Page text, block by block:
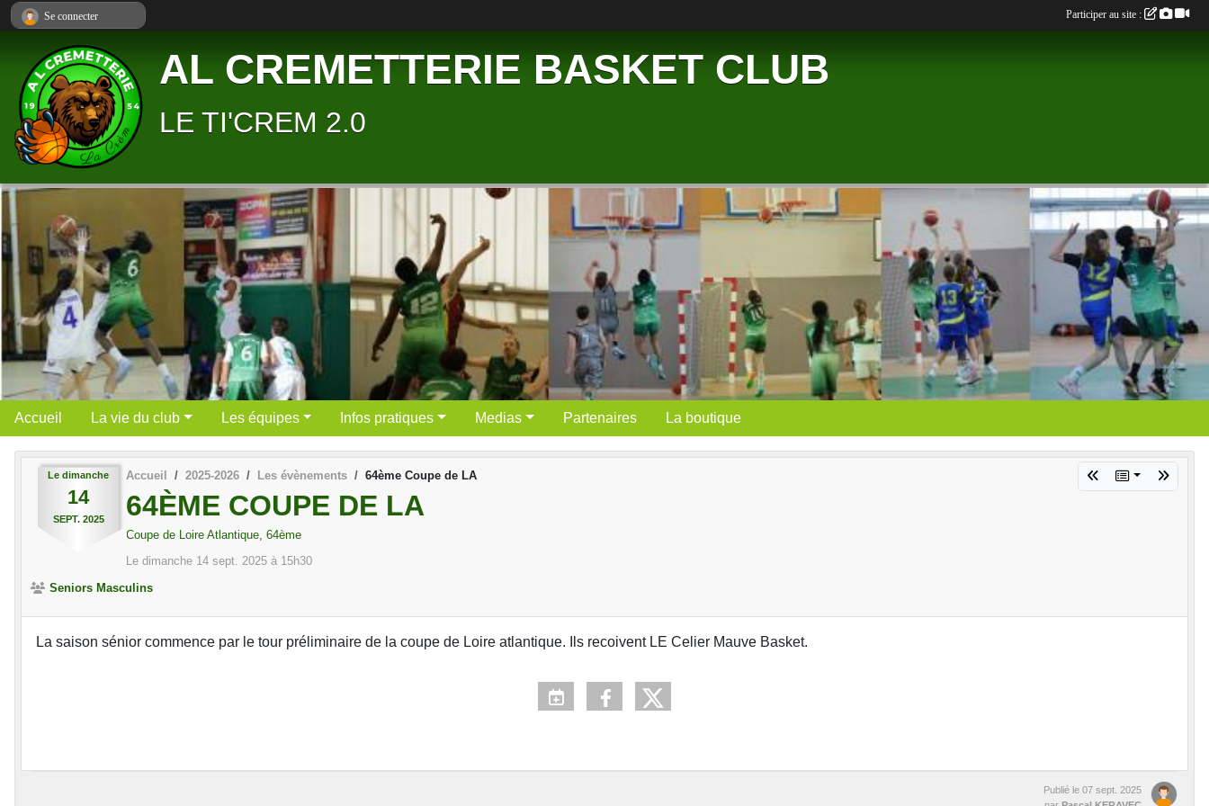
AL CREMETTERIE BASKET CLUB
LE TI'CREM 2.0
Accueil La vie du club Les équipes Infos pratiques Medias Partenaires La boutique
Le dimanche
14
SEPT. 2025
Accueil 2025-2026 Les évènements 64ème Coupe de LA
64ÈME COUPE DE LA
Coupe de Loire Atlantique, 64ème
Le dimanche 14 sept. 2025 à 15h30
Seniors Masculins
La saison sénior commence par le tour préliminaire de la coupe de Loire atlantique. Ils recoivent LE Celier Mauve Basket.
Publié le 07 sept. 2025
Se connecter Participer au site :
Panneau de gestion des cookies